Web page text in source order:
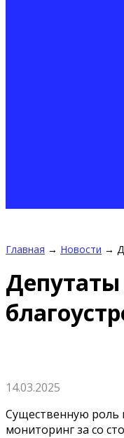
Главная → Новости →
14.03.2025
Существенную роль
мониторинг за со